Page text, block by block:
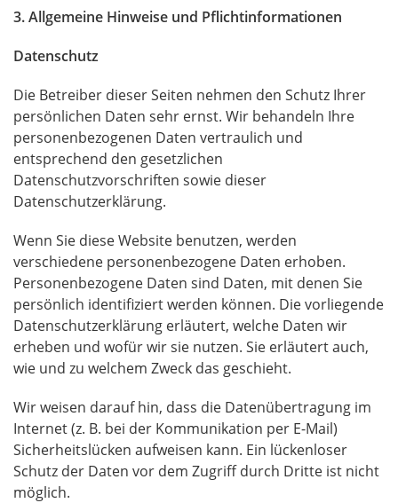
3. Allgemeine Hinweise und Pflichtinformationen
Datenschutz
Die Betreiber dieser Seiten nehmen den Schutz Ihrer
persönlichen Daten sehr ernst. Wir behandeln Ihre
personenbezogenen Daten vertraulich und
entsprechend den gesetzlichen
Datenschutzvorschriften sowie dieser
Datenschutzerklärung.
Wenn Sie diese Website benutzen, werden
verschiedene personenbezogene Daten erhoben.
Personenbezogene Daten sind Daten, mit denen Sie
persönlich identifiziert werden können. Die vorliegende
Datenschutzerklärung erläutert, welche Daten wir
erheben und wofür wir sie nutzen. Sie erläutert auch,
wie und zu welchem Zweck das geschieht.
Wir weisen darauf hin, dass die Datenübertragung im
Internet (z. B. bei der Kommunikation per E-Mail)
Sicherheitslücken aufweisen kann. Ein lückenloser
Schutz der Daten vor dem Zugriff durch Dritte ist nicht
möglich.